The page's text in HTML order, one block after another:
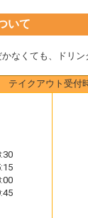
いて
なくても、ドリ
テイクアウト受付